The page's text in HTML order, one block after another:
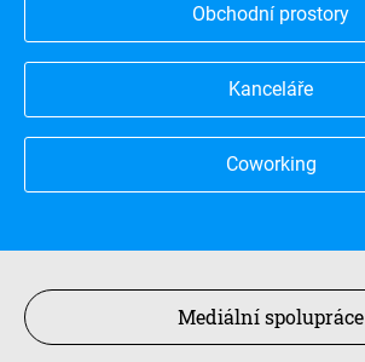
Obchodní prostory
Kanceláře
Coworking
Mediální spolupráce